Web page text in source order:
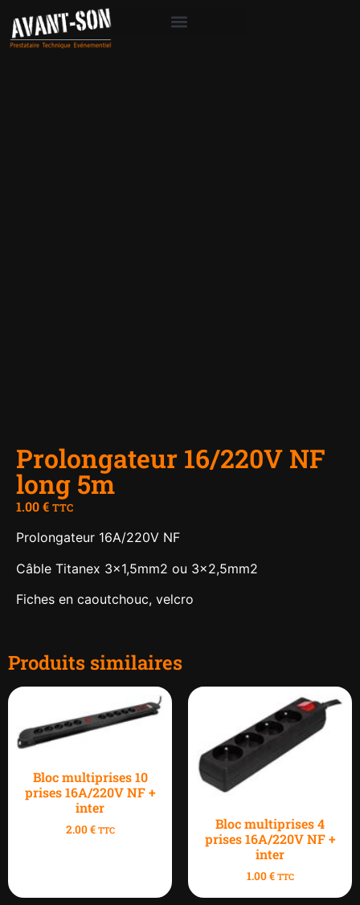
Prolongateur 16/220V NF
long 5m
1.00€ TTC
Prolongateur 16A/220V NF
Câble Titanex 3×1,5mm2 ou 3×2,5mm2
Fiches en caoutchouc, velcro
Produits similaires
Bloc multiprises 10
prises 16A/220V NF +
inter
2.00€ TTC
Bloc multiprises 4
prises 16A/220V NF +
inter
1.00€ TTC